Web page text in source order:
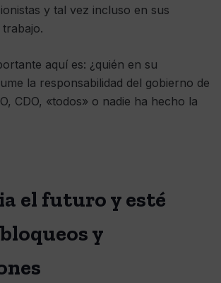
y tal vez incluso en sus
aquí es: ¿quién en su
la responsabilidad del gobierno de
CDO, «todos» o nadie ha hecho la
el futuro y esté
y